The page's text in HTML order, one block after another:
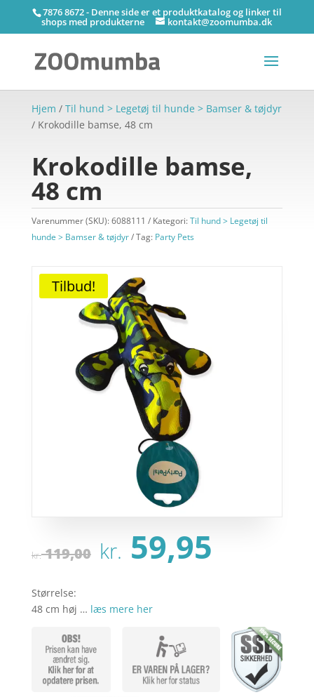
7876 8672 - Denne side er et produktkatalog og linker til
shops med produkterne kontakt@zoomumba.dk
Hjem / Til hund > Legetøj til hunde > Bamser & tøjdyr
/ Krokodille bamse, 48 cm
Krokodille bamse,
48 cm
Varenummer (SKU):6088111 Kategori:Til hund > Legetøj til
hunde > Bamser & tøjdyr
Tag: Party Pets
Tilbud!
kr.119,00 Den
oprindelige
var:
kr. 119,00.
kr. 59,95
Størrelse:
48 cm høj … læs mere her